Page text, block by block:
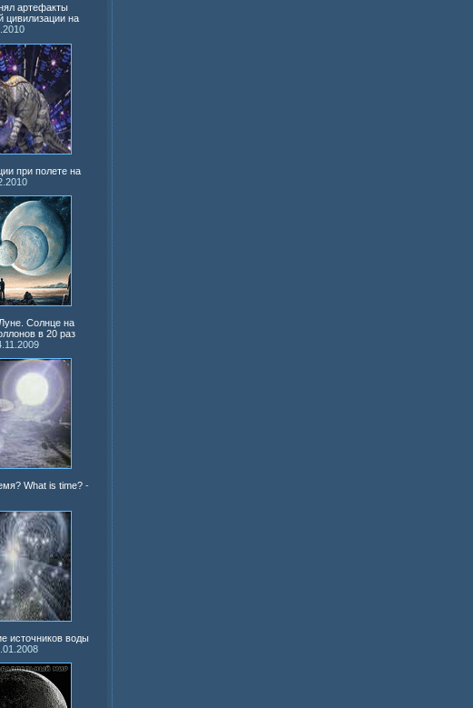
артефакты
цивилизации на
при полете на
Солнце на
в 20 раз
What is time? -
источников воды